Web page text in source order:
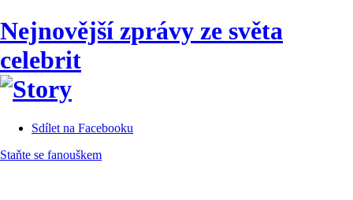
Nejnovější zprávy ze světa
celebrit
Sdílet na Facebooku
Staňte se fanouškem